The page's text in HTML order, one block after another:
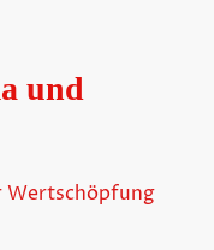
und
Wertschöpfung